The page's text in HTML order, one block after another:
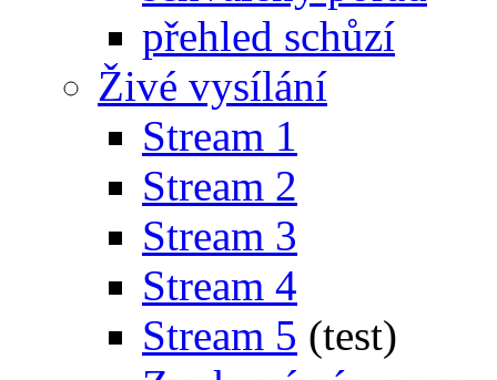
přehled schůzí
Živé vysílání
Stream 1
Stream 2
Stream 3
Stream 4
Stream 5 (test)